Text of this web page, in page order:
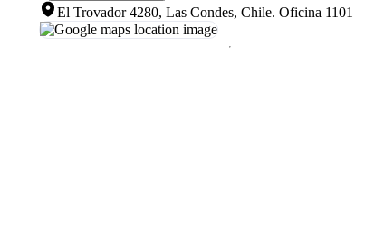
El Trovador 4280, Las Condes, Chile. Oficina 1101